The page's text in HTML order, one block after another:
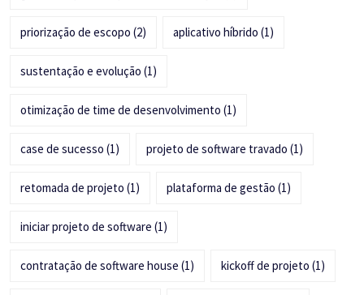
priorização de escopo (2) aplicativo híbrido (1)
sustentação e evolução (1)
otimização de time de desenvolvimento (1)
case de sucesso (1) projeto de software travado (1)
retomada de projeto (1) plataforma de gestão (1)
iniciar projeto de software (1)
contratação de software house (1) kickoff de projeto (1)